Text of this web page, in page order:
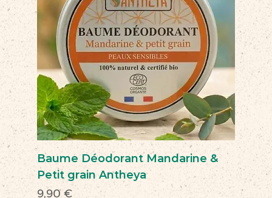
Baume Déodorant Mandarine &
Petit grain Antheya
Prix
9,90 €